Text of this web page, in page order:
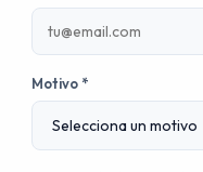
Motivo *